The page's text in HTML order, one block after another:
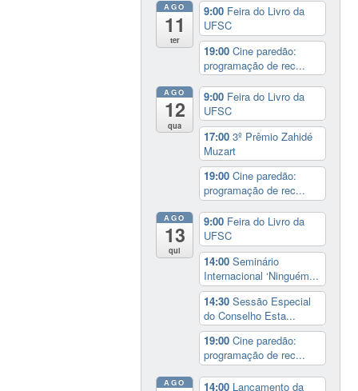
AGO
11
ter
9:00 Feira do Livro da
UFSC
19:00Cine paredão:
programação de rec...
AGO
12
qua
9:00 Feira do Livro da
UFSC
17:003º Prêmio Zahidé
Muzart
19:00Cine paredão:
programação de rec...
AGO
13
qui
9:00 Feira do Livro da
UFSC
14:00Seminário
Internacional ‘Ninguém...
14:30Sessão Especial
do Conselho Esta...
19:00Cine paredão:
programação de rec...
AGO 14:00 Lançamento da